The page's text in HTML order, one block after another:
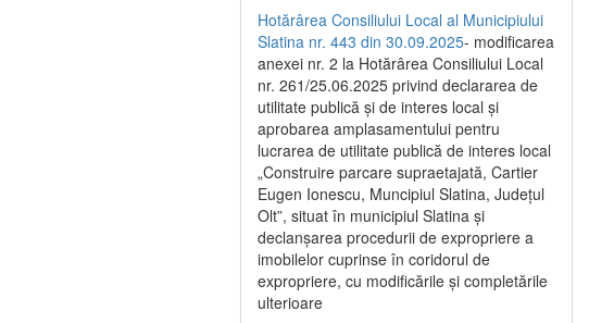
Hotărârea Consiliului Local al Municipiului
Slatina nr. 443 din 30.09.2025- modificarea
anexei nr. 2 la Hotărârea Consiliului Local
nr. 261/25.06.2025 privind declararea de
utilitate publică şi de interes local şi
aprobarea amplasamentului pentru
lucrarea de utilitate publică de interes local
„Construire parcare supraetajată, Cartier
Eugen Ionescu, Muncipiul Slatina, Judeţul
Olt”, situat în municipiul Slatina şi
declanşarea procedurii de expropriere a
imobilelor cuprinse în coridorul de
expropriere, cu modificările şi completările
ulterioare